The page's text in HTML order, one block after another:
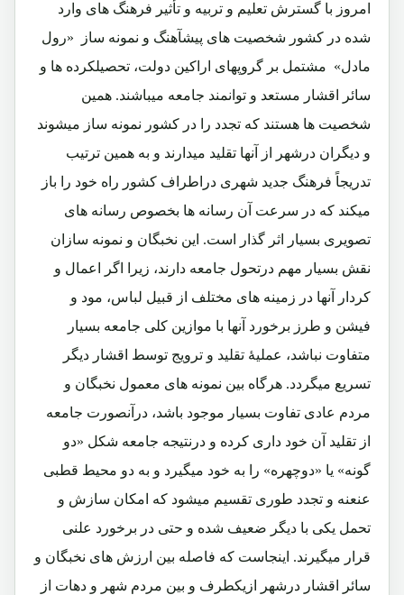
امروز با گسترش تعلیم و تربیه و تأثیر فرهنگ های وارد
شده در کشور شخصیت های پیشآهنگ و نمونه ساز «رول
مادل» مشتمل بر گروپهای اراکین دولت، تحصیلکرده ها و
سائر اقشار مستعد و توانمند جامعه میباشند. همین
شخصیت ها هستند که تجدد را در کشور نمونه ساز میشوند
و دیگران درشهر از آنها تقلید میدارند و به همین ترتیب
تدریجاً فرهنگ جدید شهری دراطراف کشور راه خود را باز
میکند که در سرعت آن رسانه ها بخصوص رسانه های
تصویری بسیار اثر گذار است. این نخبگان و نمونه سازان
نقش بسیار مهم درتحول جامعه دارند، زیرا اگر اعمال و
کردار آنها در زمینه های مختلف از قبیل لباس، مود و
فیشن و طرز برخورد آنها با موازین کلی جامعه بسیار
متفاوت نباشد، عملیۀ تقلید و ترویج توسط اقشار دیگر
تسریع میگردد. هرگاه بین نمونه های معمول نخبگان و
مردم عادی تفاوت بسیار موجود باشد، درآنصورت جامعه
از تقلید آن خود داری کرده و درنتیجه جامعه شکل «دو
گونه» یا «دوچهره» را به خود میگیرد و به دو محیط قطبی
عنعنه و تجدد طوری تقسیم میشود که امکان سازش و
تحمل یکی با دیگر ضعیف شده و حتی در برخورد علنی
قرار میگیرند. اینجاست که فاصله بین ارزش های نخبگان و
سائر اقشار درشهر ازیکطرف و بین مردم شهر و دهات از